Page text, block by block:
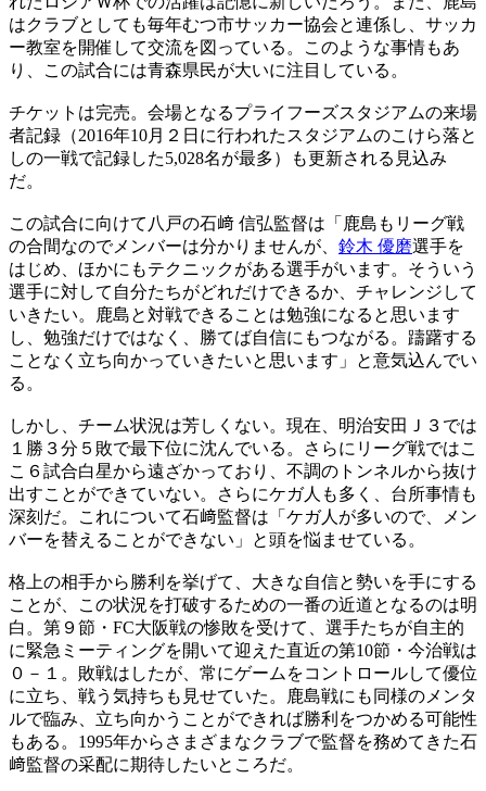
はクラブとしても毎年むつ市サッカー協会と連係し、サッカ
ー教室を開催して交流を図っている。このような事情もあ
り、この試合には青森県民が大いに注目している。
チケットは完売。会場となるプライフーズスタジアムの来場
者記録（2016年10月２日に行われたスタジアムのこけら落と
しの一戦で記録した5,028名が最多）も更新される見込み
だ。
この試合に向けて八戸の石﨑 信弘監督は「鹿島もリーグ戦
の合間なのでメンバーは分かりませんが、 鈴木 優磨選手を
はじめ、ほかにもテクニックがある選手がいます。そういう
選手に対して自分たちがどれだけできるか、チャレンジして
いきたい。鹿島と対戦できることは勉強になると思います
し、勉強だけではなく、勝てば自信にもつながる。躊躇する
ことなく立ち向かっていきたいと思います」と意気込んでい
る。
しかし、チーム状況は芳しくない。現在、明治安田Ｊ３では
１勝３分５敗で最下位に沈んでいる。さらにリーグ戦ではこ
こ６試合白星から遠ざかっており、不調のトンネルから抜け
出すことができていない。さらにケガ人も多く、台所事情も
深刻だ。これについて石﨑監督は「ケガ人が多いので、メン
バーを替えることができない」と頭を悩ませている。
格上の相手から勝利を挙げて、大きな自信と勢いを手にする
ことが、この状況を打破するための一番の近道となるのは明
白。第９節・FC大阪戦の惨敗を受けて、選手たちが自主的
に緊急ミーティングを開いて迎えた直近の第10節・今治戦は
０－１。敗戦はしたが、常にゲームをコントロールして優位
に立ち、戦う気持ちも見せていた。鹿島戦にも同様のメンタ
ルで臨み、立ち向かうことができれば勝利をつかめる可能性
もある。1995年からさまざまなクラブで監督を務めてきた石
﨑監督の采配に期待したいところだ。